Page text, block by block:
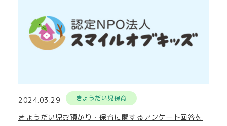
2024.03.29 きょうだい児保育
きょうだい児お預かり・保育に関するアンケート回答を